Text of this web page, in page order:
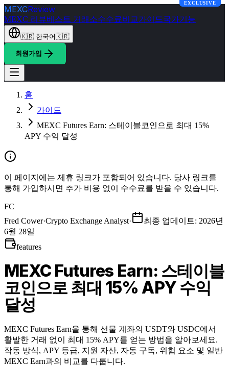
MEXCReview
MEXC 리뷰베스트 거래소수수료비교가이드국가기능
🇰🇷 한국어🇰🇷
회원가입
홈
가이드
MEXC Futures Earn: 스테이블코인으로 최대 15%
APY 수익 달성
이 페이지에는 제휴 링크가 포함되어 있습니다. 당사 링크를
통해 가입하시면 추가 비용 없이 수수료를 받을 수 있습니다.
FC
Fred Cower·Crypto Exchange Analyst· 최종 업데이트: 2026년
6월 28일
features
MEXC Futures Earn: 스테이블
코인으로 최대 15% APY 수익
달성
MEXC Futures Earn을 통해 선물 계좌의 USDT와 USDC에서
활발한 거래 없이 최대 15% APY를 얻는 방법을 알아보세요.
작동 방식, APY 등급, 지원 자산, 자동 구독, 위험 요소 및 일반
MEXC Earn과의 비교를 다룹니다.
EXCLUSIVE